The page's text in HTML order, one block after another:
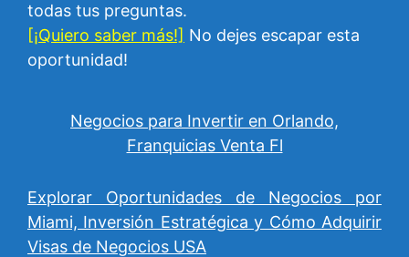
todas tus preguntas.
[¡Quiero saber más!] No dejes escapar esta
oportunidad!
Negocios para Invertir en Orlando,
Franquicias Venta Fl
Explorar Oportunidades de Negocios por
Miami, Inversión Estratégica y Cómo Adquirir
Visas de Negocios USA